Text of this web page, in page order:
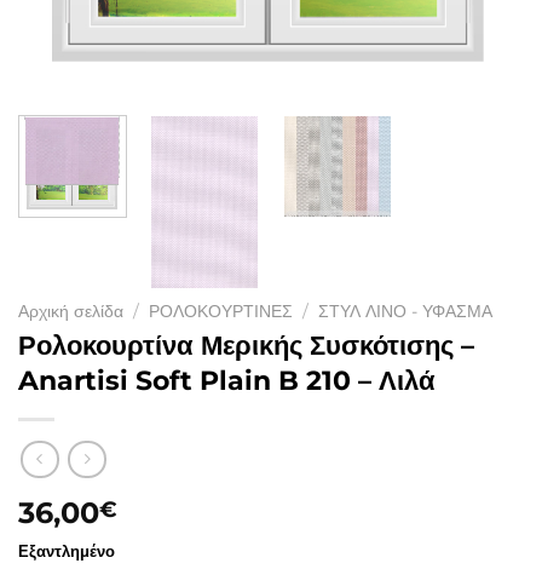
Αρχική σελίδα / ΡΟΛΟΚΟΥΡΤΙΝΕΣ / ΣΤΥΛ ΛΙΝΟ - ΥΦΑΣΜΑ
Ρολοκουρτίνα Μερικής Συσκότισης –
Anartisi Soft Plain B 210 – Λιλά
36,00€
Εξαντλημένο